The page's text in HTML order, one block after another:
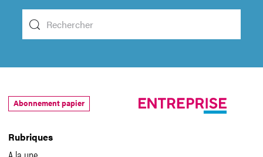
Rubriques
Abonnement papier